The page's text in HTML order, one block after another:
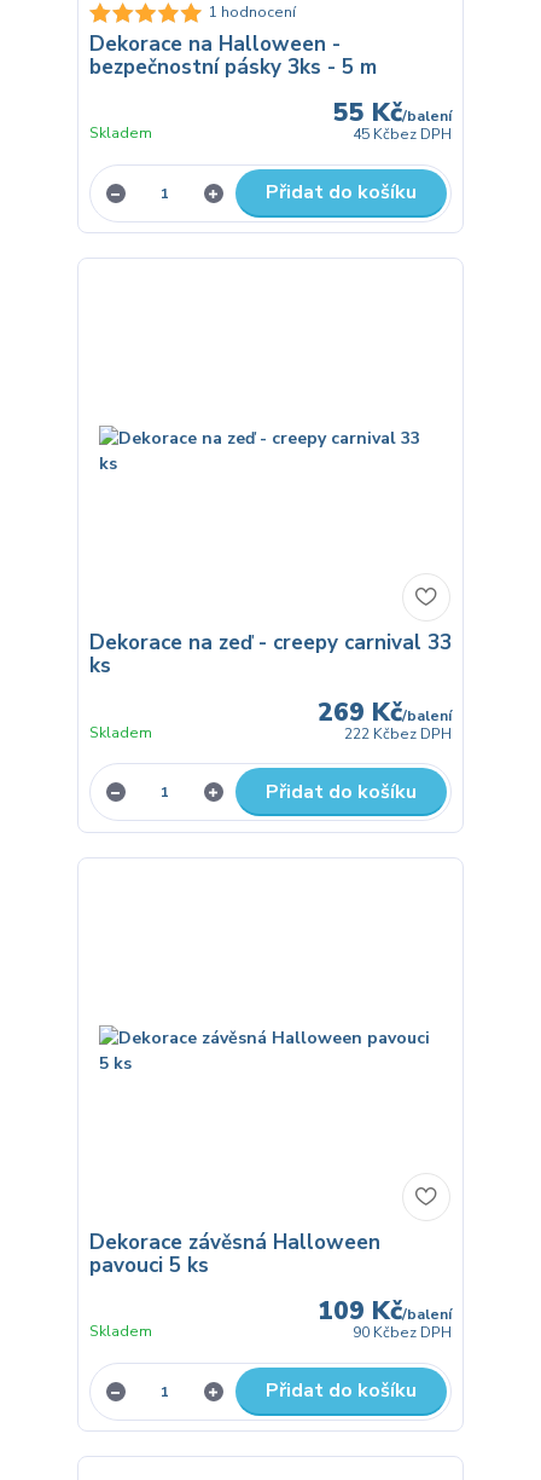
1 hodnocení
Dekorace na Halloween -
bezpečnostní pásky 3ks - 5 m
55 Kč/balení
45 Kčbez DPH
Skladem
Přidat do košíku
Dekorace na zeď - creepy carnival 33
ks
269 Kč/balení
222 Kčbez DPH
Skladem
Přidat do košíku
Dekorace závěsná Halloween
pavouci 5 ks
109 Kč/balení
90 Kčbez DPH
Skladem
Přidat do košíku